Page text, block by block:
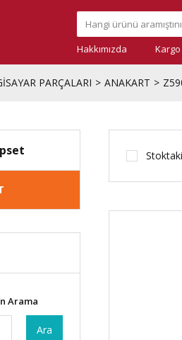
Hakkımızda
PARÇALARI ANAKART
Arama
Ara